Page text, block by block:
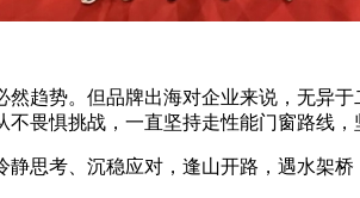
趋势。但品牌出海对企业来说，无异
不畏惧挑战，一直坚持走性能门窗路线，
思考、沉稳应对，逢山开路，遇水架